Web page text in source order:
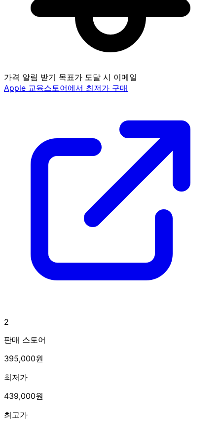
가격 알림 받기 목표가 도달 시 이메일
Apple 교육스토어에서 최저가 구매
2
판매 스토어
395,000원
최저가
439,000원
최고가